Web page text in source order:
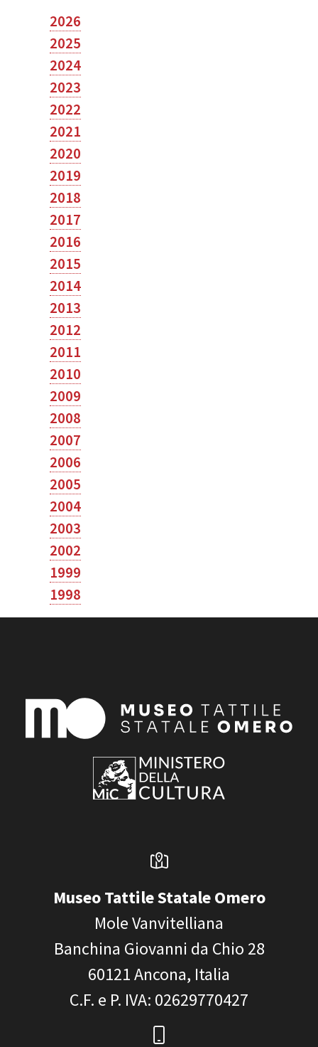
2026
2025
2024
2023
2022
2021
2020
2019
2018
2017
2016
2015
2014
2013
2012
2011
2010
2009
2008
2007
2006
2005
2004
2003
2002
1999
1998
Museo Tattile Statale Omero
Mole Vanvitelliana
Banchina Giovanni da Chio 28
60121Ancona, Italia
C.F. e P. IVA: 02629770427